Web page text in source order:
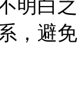
明白之
，避免